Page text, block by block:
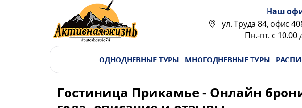
Наш
ул. Труда 84, офис
Пн.-пт. с 10.00
ОДНОДНЕВНЫЕ ТУРЫ МНОГОДНЕВНЫЕ ТУРЫ
Гостиница Прикамье - Онлайн